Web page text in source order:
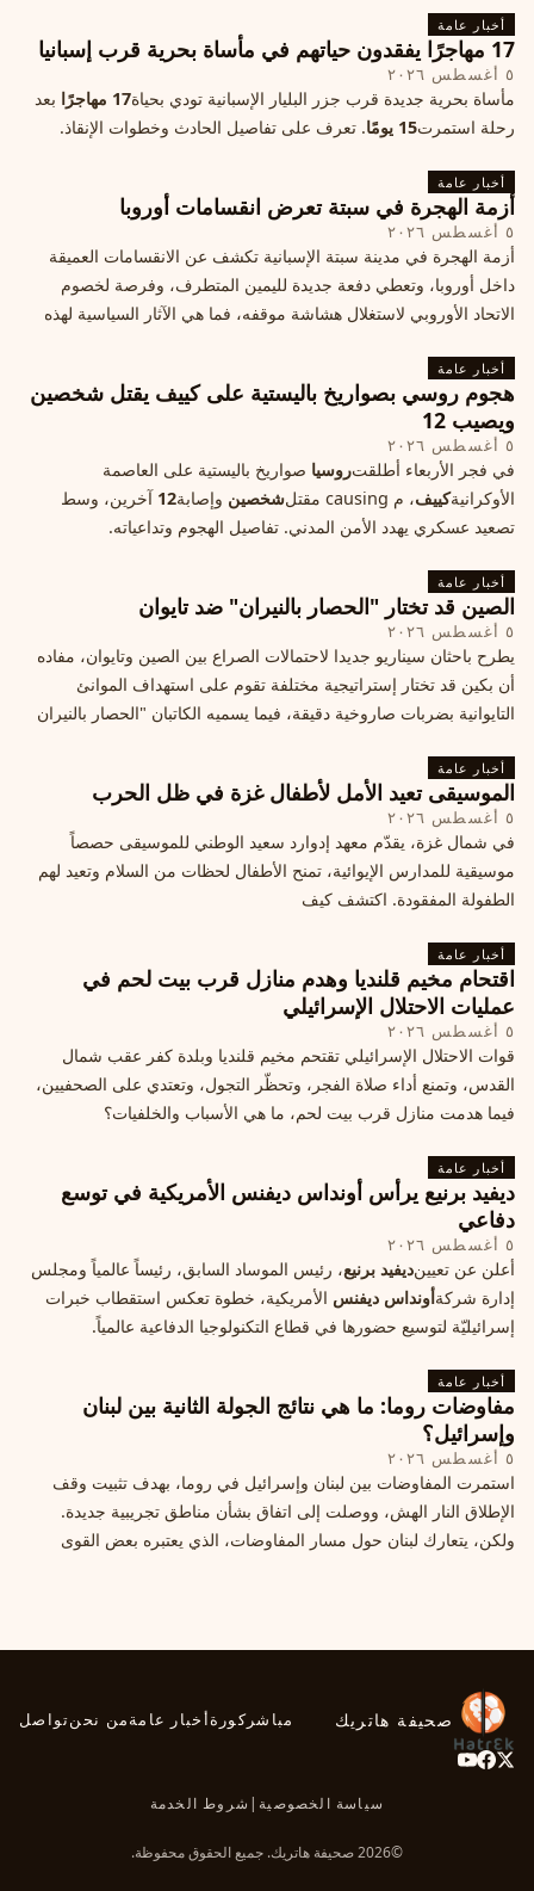
أخبار عامة
17 مهاجرًا يفقدون حياتهم في مأساة بحرية قرب إسبانيا
٥ أغسطس ٢٠٢٦
مأساة بحرية جديدة قرب جزر البليار الإسبانية تودي بحياة17 مهاجرًا
بعد
رحلة استمرت15 يومًا . تعرف على تفاصيل الحادث وخطوات الإنقاذ.
أخبار عامة
أزمة الهجرة في سبتة تعرض انقسامات أوروبا
٥ أغسطس ٢٠٢٦
أزمة الهجرة في مدينة سبتة الإسبانية تكشف عن الانقسامات العميقة
داخل أوروبا، وتعطي دفعة جديدة لليمين المتطرف، وفرصة لخصوم
الاتحاد الأوروبي لاستغلال هشاشة موقفه، فما هي الآثار السياسية لهذه
أخبار عامة
هجوم روسي بصواريخ باليستية على كييف يقتل شخصين
ويصيب 12
٥ أغسطس ٢٠٢٦
في فجر الأربعاء أطلقتروسيا صواريخ باليستية على العاصمة
الأوكرانيةكييف، م causing مقتل شخصين وإصابة12 آخرين، وسط
تصعيد عسكري يهدد الأمن المدني. تفاصيل الهجوم وتداعياته.
أخبار عامة
الصين قد تختار "الحصار بالنيران" ضد تايوان
٥ أغسطس ٢٠٢٦
يطرح باحثان سيناريو جديدا لاحتمالات الصراع بين الصين وتايوان، مفاده
أن بكين قد تختار إستراتيجية مختلفة تقوم على استهداف الموانئ
التايوانية بضربات صاروخية دقيقة، فيما يسميه الكاتبان "الحصار بالنيران
أخبار عامة
الموسيقى تعيد الأمل لأطفال غزة في ظل الحرب
٥ أغسطس ٢٠٢٦
في شمال غزة، يقدّم معهد إدوارد سعيد الوطني للموسيقى حصصاً
موسيقية للمدارس الإيوائية، تمنح الأطفال لحظات من السلام وتعيد لهم
الطفولة المفقودة. اكتشف كيف
أخبار عامة
اقتحام مخيم قلنديا وهدم منازل قرب بيت لحم في
عمليات الاحتلال الإسرائيلي
٥ أغسطس ٢٠٢٦
قوات الاحتلال الإسرائيلي تقتحم مخيم قلنديا وبلدة كفر عقب شمال
القدس، وتمنع أداء صلاة الفجر، وتحظّر التجول، وتعتدي على الصحفيين،
فيما هدمت منازل قرب بيت لحم، ما هي الأسباب والخلفيات؟
أخبار عامة
ديفيد برنيع يرأس أونداس ديفنس الأمريكية في توسع
دفاعي
٥ أغسطس ٢٠٢٦
أعلن عن تعيينديفيد برنيع، رئيس الموساد السابق، رئيساً عالمياً ومجلس
إدارة شركةأونداس ديفنس الأمريكية، خطوة تعكس استقطاب خبرات
إسرائيليّة لتوسيع حضورها في قطاع التكنولوجيا الدفاعية عالمياً.
أخبار عامة
مفاوضات روما: ما هي نتائج الجولة الثانية بين لبنان
وإسرائيل؟
٥ أغسطس ٢٠٢٦
استمرت المفاوضات بين لبنان وإسرائيل في روما، بهدف تثبيت وقف
الإطلاق النار الهش، ووصلت إلى اتفاق بشأن مناطق تجريبية جديدة.
ولكن، يتعارك لبنان حول مسار المفاوضات، الذي يعتبره بعض القوى
صحيفة هاتريك مباشر كورةأخبار عامةمن نحنتواصل
سياسة الخصوصية | شروط الخدمة
©2026 صحيفة هاتريك. جميع الحقوق محفوظة.